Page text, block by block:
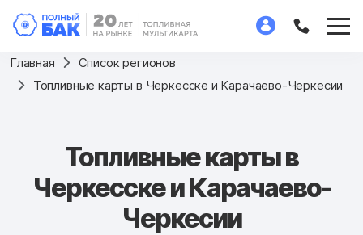
Главная
Список регионов
Топливные карты в Черкесске и Карачаево-Черкесии
Топливные карты в
Черкесске и Карачаево-
Черкесии